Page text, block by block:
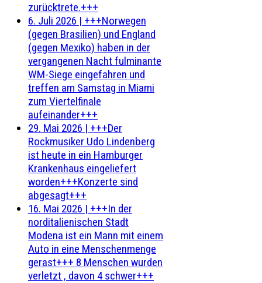
zurücktrete.+++
6. Juli 2026 | +++Norwegen
(gegen Brasilien) und England
(gegen Mexiko) haben in der
vergangenen Nacht fulminante
WM-Siege eingefahren und
treffen am Samstag in Miami
zum Viertelfinale
aufeinander+++
29. Mai 2026 | +++Der
Rockmusiker Udo Lindenberg
ist heute in ein Hamburger
Krankenhaus eingeliefert
worden+++Konzerte sind
abgesagt+++
16. Mai 2026 | +++In der
norditalienischen Stadt
Modena ist ein Mann mit einem
Auto in eine Menschenmenge
gerast+++ 8 Menschen wurden
verletzt , davon 4 schwer+++